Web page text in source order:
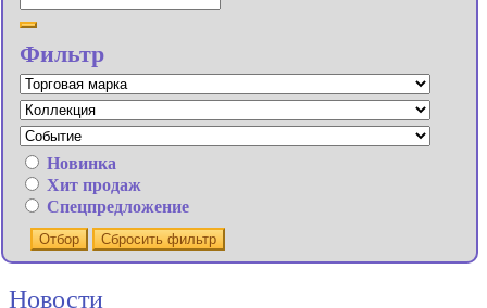
Фильтр
Новинка
Хит продаж
Спецпредложение
Отбор Сбросить фильтр
Новости